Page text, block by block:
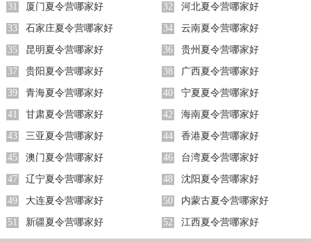
31 厦门夏令营哪家好 32 河北夏令营哪家好
33 石家庄夏令营哪家好 34 云南夏令营哪家好
35 昆明夏令营哪家好 36 贵州夏令营哪家好
37 贵阳夏令营哪家好 38 广西夏令营哪家好
39 青海夏令营哪家好 40 宁夏夏令营哪家好
41 甘肃夏令营哪家好 42 海南夏令营哪家好
43 三亚夏令营哪家好 44 香港夏令营哪家好
45 澳门夏令营哪家好 46 台湾夏令营哪家好
47 辽宁夏令营哪家好 48 沈阳夏令营哪家好
49 大连夏令营哪家好 50 内蒙古夏令营哪家好
51 新疆夏令营哪家好 52 江西夏令营哪家好